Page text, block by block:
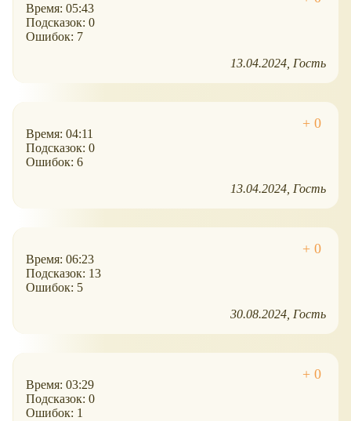
Время: 05:43
Подсказок: 0
Ошибок: 7
13.04.2024 Гость
Время: 04:11
Подсказок: 0
Ошибок: 6
13.04.2024 Гость
Время: 06:23
Подсказок: 13
Ошибок: 5
30.08.2024 Гость
Время: 03:29
Подсказок: 0
Ошибок: 1